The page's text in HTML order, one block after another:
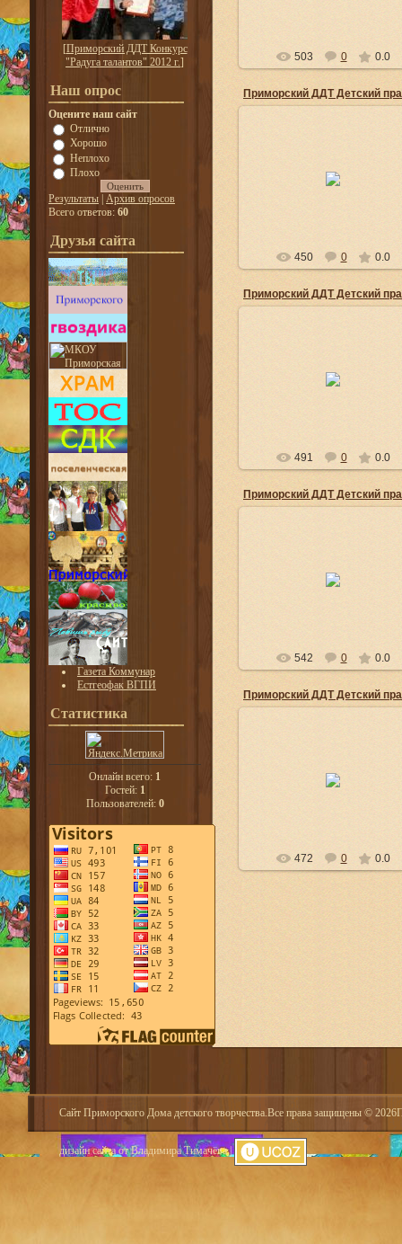
[Приморский ДДТ Конкурс
"Радуга талантов" 2012 г.]
Наш опрос
Оцените наш сайт
Отлично
Хорошо
Неплохо
Плохо
Результаты Архив опросов
Всего ответов: 60
Друзья сайта
Газета Коммунар
Естгеофак ВГПИ
Статистика
Онлайн всего: 1
Гостей: 1
Пользователей: 0
503 0 0.0
Детский праздник
друзья взрослые и дети!»
450 0 0.0
Детский праздник
друзья взрослые и дети!»
491 0 0.0
Детский праздник
друзья взрослые и дети!»
542 0 0.0
Детский праздник
друзья взрослые и дети!»
472 0 0.0
Сайт Приморского Дома детского творчества.Все права защищены ©
дизайн сайта от Владимира Тимачёва|